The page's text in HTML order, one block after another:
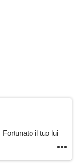
il tuo lui